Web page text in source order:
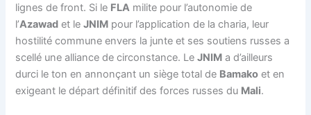
lignes de front. Si le FLA milite pour l’autonomie de
l’Azawad et leJNIM pour l’application de la charia, leur
hostilité commune envers la junte et ses soutiens russes a
scellé une alliance de circonstance. LeJNIM a d’ailleurs
durci le ton en annonçant un siège total de Bamako et en
exigeant le départ définitif des forces russes du Mali.